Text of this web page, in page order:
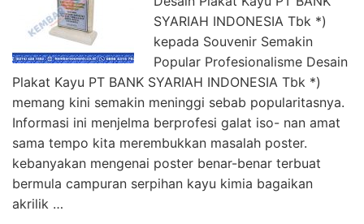
SYARIAH INDONESIA Tbk *)
kepada Souvenir Semakin
Popular Profesionalisme Desain
Plakat Kayu PT BANK SYARIAH INDONESIA Tbk *)
memang kini semakin meninggi sebab popularitasnya.
Informasi ini menjelma berprofesi galat iso- nan amat
sama tempo kita merembukkan masalah poster.
kebanyakan mengenai poster benar-benar terbuat
bermula campuran serpihan kayu kimia bagaikan
akrilik …